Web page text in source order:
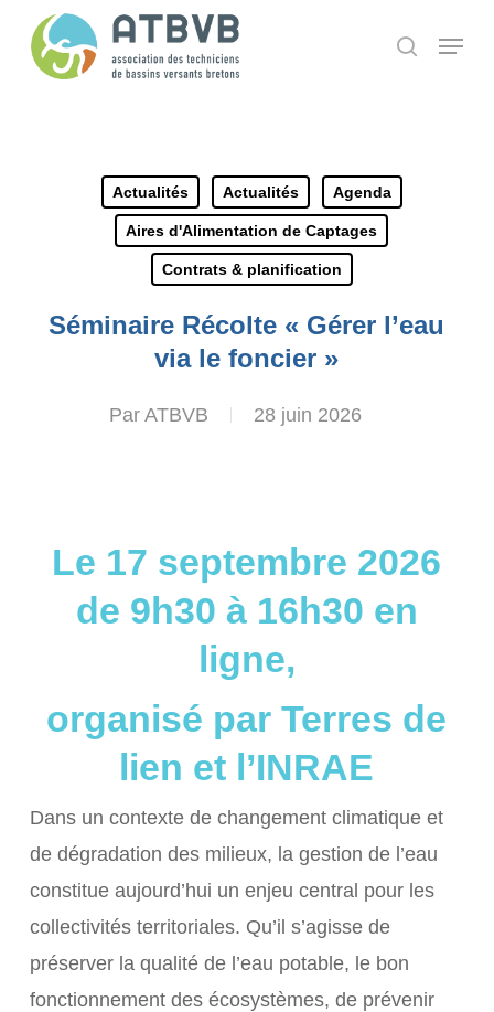
search
Menu
Actualités Actualités Agenda
Aires d'Alimentation de Captages
Contrats & planification
Séminaire Récolte « Gérer l’eau
via le foncier »
Par ATBVB 28 juin 2026
Le 17 septembre 2026
de 9h30 à 16h30 en
ligne,
organisé par Terres de
lien et l’INRAE
Dans un contexte de changement climatique et
de dégradation des milieux, la gestion de l’eau
constitue aujourd’hui un enjeu central pour les
collectivités territoriales. Qu’il s’agisse de
préserver la qualité de l’eau potable, le bon
fonctionnement des écosystèmes, de prévenir
Panneau de gestion des cookies